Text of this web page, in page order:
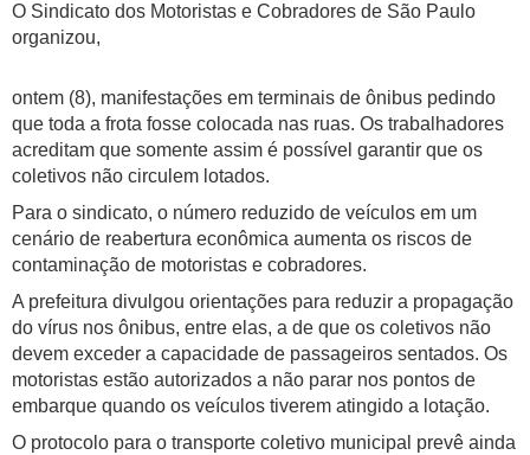
O Sindicato dos Motoristas e Cobradores de São Paulo
organizou,
ontem (8), manifestações em terminais de ônibus pedindo
que toda a frota fosse colocada nas ruas. Os trabalhadores
acreditam que somente assim é possível garantir que os
coletivos não circulem lotados.
Para o sindicato, o número reduzido de veículos em um
cenário de reabertura econômica aumenta os riscos de
contaminação de motoristas e cobradores.
A prefeitura divulgou orientações para reduzir a propagação
do vírus nos ônibus, entre elas, a de que os coletivos não
devem exceder a capacidade de passageiros sentados. Os
motoristas estão autorizados a não parar nos pontos de
embarque quando os veículos tiverem atingido a lotação.
O protocolo para o transporte coletivo municipal prevê ainda